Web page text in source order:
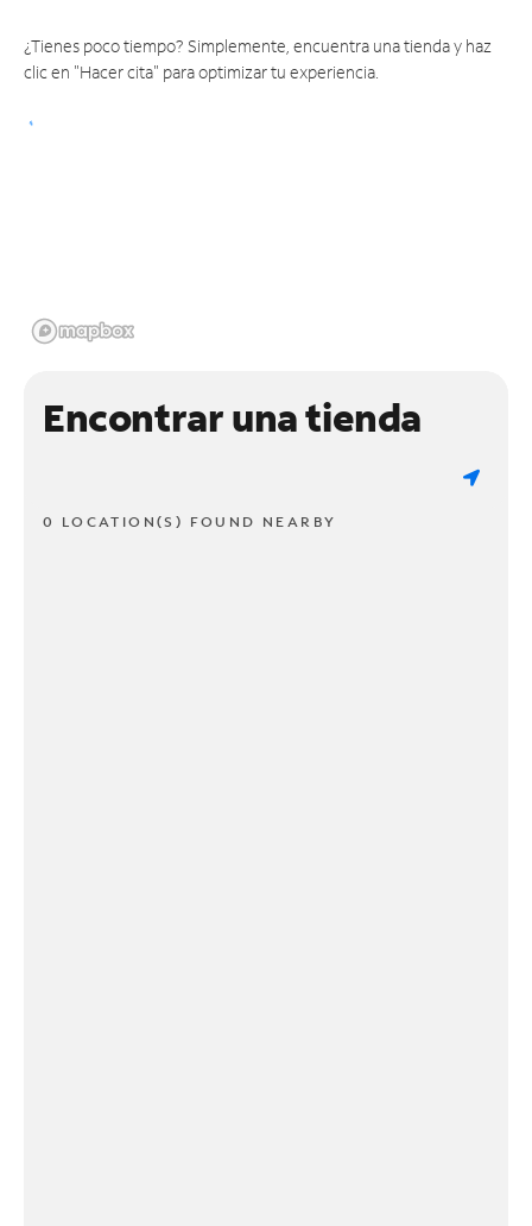
¿Tienes poco tiempo? Simplemente, encuentra una tienda y haz
clic en "Hacer cita" para optimizar tu experiencia.
Encontrar una tienda
0 LOCATION(S) FOUND NEARBY